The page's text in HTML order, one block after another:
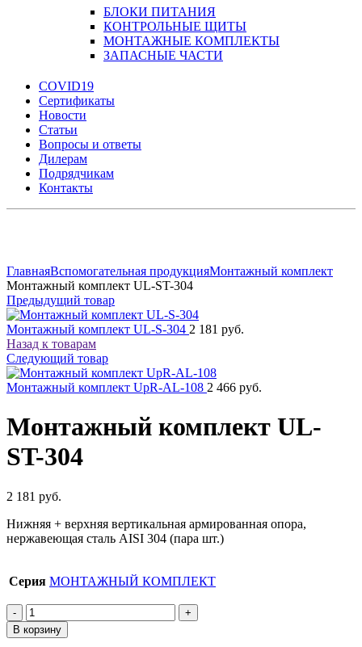
БЛОКИ ПИТАНИЯ
КОНТРОЛЬНЫЕ ЩИТЫ
МОНТАЖНЫЕ КОМПЛЕКТЫ
ЗАПАСНЫЕ ЧАСТИ
COVID19
Сертификаты
Новости
Статьи
Вопросы и ответы
Дилерам
Подрядчикам
Контакты
ГлавнаяВспомогательная продукцияМонтажный комплект
Монтажный комплект UL-ST-304
Предыдущий товар
Монтажный комплект UL-S-304 2 181 руб.
Назад к товарам
Следующий товар
Монтажный комплект UpR-AL-108 2 466 руб.
Монтажный комплект UL-
ST-304
2 181 руб.
Нижняя + верхняя вертикальная армированная опора,
нержавеющая сталь AISI 304 (пара шт.)
Серия МОНТАЖНЫЙ КОМПЛЕКТ
Количество
товара
Монтажный
В корзину